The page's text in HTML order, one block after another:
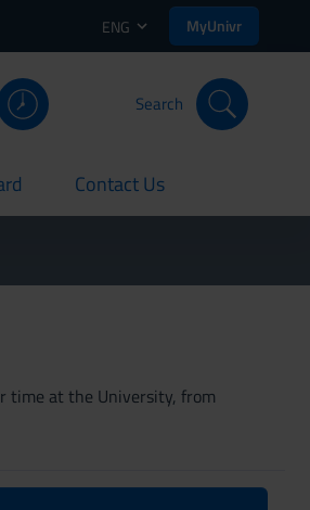
ENG MyUnivr
Search
Contact Us
current
time at the University, from